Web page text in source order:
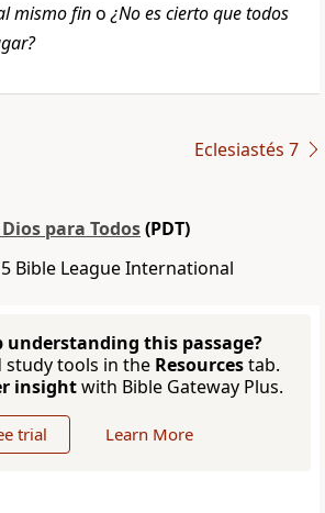
mismo fino¿No es cierto que todos
Eclesiastés 7
para Todos(PDT)
Bible League International
understanding this passage?
study tools in the Resourcestab.
insightwith Bible Gateway Plus.
trial Learn More